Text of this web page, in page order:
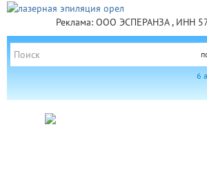
Реклама: ООО ЭСПЕРАНЗА , ИНН
6